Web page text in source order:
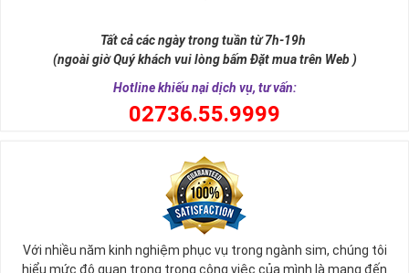
hồng mao. Bởi đây là con số đẹp nhất, quyền quý nhất trong tất cả
các số còn lại nó đại diện cho quyền lực, sức mạnh, sự kiêu hãnh
Tất cả các ngày trong tuần từ 7h-19h
(ngoài giờ Quý khách vui lòng bấm Đặt mua trên Web )
Hotline khiếu nại dịch vụ, tư vấn:
02736.55.9999
Với nhiều năm kinh nghiệm phục vụ trong ngành sim, chúng tôi
hiểu mức độ quan trọng trong công việc của mình là mang đến